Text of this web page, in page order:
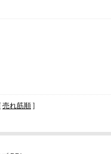
売れ筋順 ]